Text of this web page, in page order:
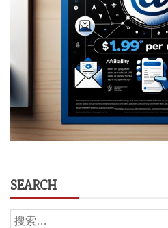
SEARCH
搜